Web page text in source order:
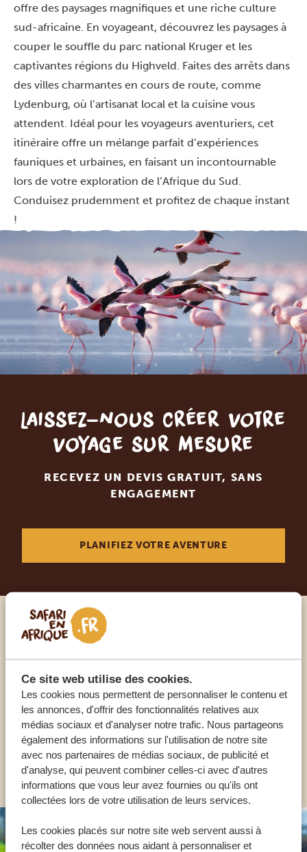
Ce site web utilise des cookies.
Les cookies nous permettent de personnaliser le contenu et
les annonces, d'offrir des fonctionnalités relatives aux
médias sociaux et d'analyser notre trafic. Nous partageons
également des informations sur l'utilisation de notre site
avec nos partenaires de médias sociaux, de publicité et
d'analyse, qui peuvent combiner celles-ci avec d'autres
informations que vous leur avez fournies ou qu'ils ont
collectées lors de votre utilisation de leurs services.
Les cookies placés sur notre site web servent aussi à
récolter des données nous aidant à personnaliser et
offre des paysages magnifiques et une riche culture
sud-africaine. En voyageant, découvrez les paysages à
couper le souffle du parc national Kruger et les
captivantes régions du Highveld. Faites des arrêts dans
des villes charmantes en cours de route, comme
Lydenburg, où l’artisanat local et la cuisine vous
attendent. Idéal pour les voyageurs aventuriers, cet
itinéraire offre un mélange parfait d’expériences
fauniques et urbaines, en faisant un incontournable
lors de votre exploration de l’Afrique du Sud.
Conduisez prudemment et profitez de chaque instant
!
Laissez-nous créer votre
voyage sur mesure
RECEVEZ UN DEVIS GRATUIT, SANS
ENGAGEMENT
PLANIFIEZ VOTRE AVENTURE
Appelez un expert
NOS SPÉCIALISTES SONT LÀ POUR VOUS
FR:+33 2 57 88 00 88
AUTRES PAYS